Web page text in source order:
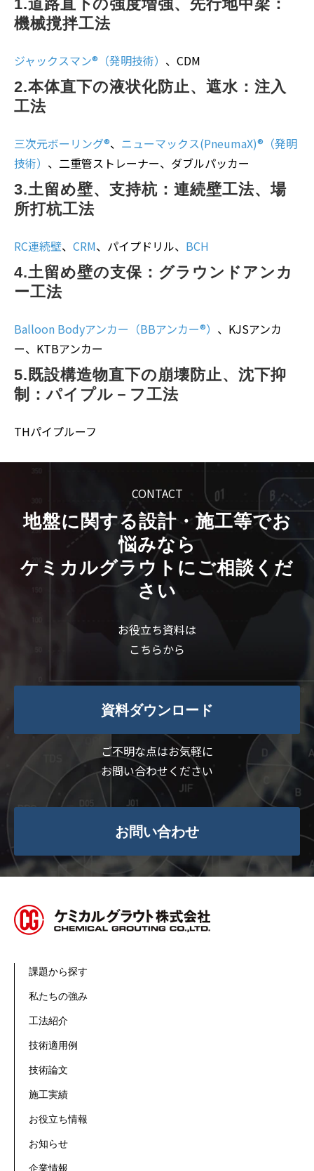
1.道路直下の強度増強、先行地中梁：
機械撹拌工法
ジャックスマン®（発明技術） 、CDM
2.本体直下の液状化防止、遮水：注入
工法
三次元ボーリング®、 ニューマックス(PneumaX)®（発明
技術） 、二重管ストレーナー、ダブルパッカー
3.土留め壁、支持杭：連続壁工法、場
所打杭工法
RC連続壁、 CRM、パイプドリル、 BCH
4.土留め壁の支保：グラウンドアンカ
ー工法
Balloon Bodyアンカー（BBアンカー®） 、KJSアンカ
ー、KTBアンカー
5.既設構造物直下の崩壊防止、沈下抑
制：パイプル－フ工法
THパイプルーフ
CONTACT
地盤に関する設計・施工等でお
悩みなら
ケミカルグラウトにご相談くだ
さい
お役立ち資料は
こちらから
資料ダウンロード
ご不明な点はお気軽に
お問い合わせください
お問い合わせ
課題から探す
私たちの強み
工法紹介
技術適用例
技術論文
施工実績
お役立ち情報
お知らせ
企業情報